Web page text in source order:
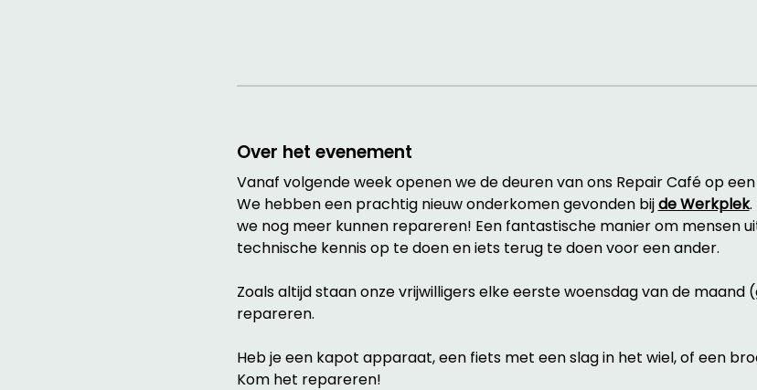
Over het evenement
Vanaf volgende week openen we de deuren van ons Repair Café op
We hebben een prachtig nieuw onderkomen gevonden bij de Werkplek
we nog meer kunnen repareren! Een fantastische manier om mensen
technische kennis op te doen en iets terug te doen voor een ander.
Zoals altijd staan onze vrijwilligers elke eerste woensdag van de
repareren.
Heb je een kapot apparaat, een fiets met een slag in het wiel, of een
Kom het repareren!